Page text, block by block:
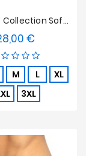
Tanga ES Collection Soft Grid Edición Limitada - Blanco
€
M L
XL
3XL